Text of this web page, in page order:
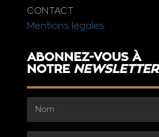
CONTACT
Mentions légales
ABONNEZ-VOUS À
NOTRE NEWSLETTER